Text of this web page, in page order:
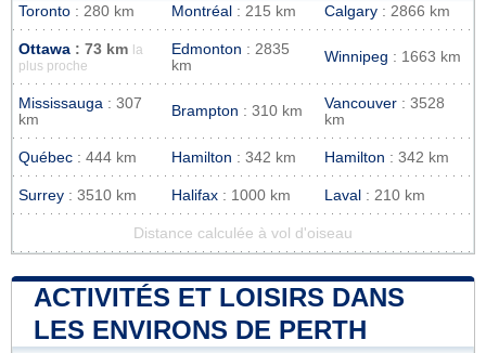
Toronto : 280 km Montréal : 215 km Calgary : 2866 km
Ottawa : 73 km
la
plus proche
Edmonton : 2835
km
Winnipeg : 1663 km
Mississauga : 307
km
Brampton : 310 km Vancouver : 3528
km
Québec : 444 km Hamilton : 342 km Hamilton : 342 km
Surrey : 3510 km Halifax : 1000 km Laval : 210 km
Distance calculée à vol d'oiseau
ACTIVITÉS ET LOISIRS DANS
LES ENVIRONS DE PERTH